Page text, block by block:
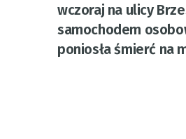
wczoraj na ulicy
samochodem
poniosła śmierć na